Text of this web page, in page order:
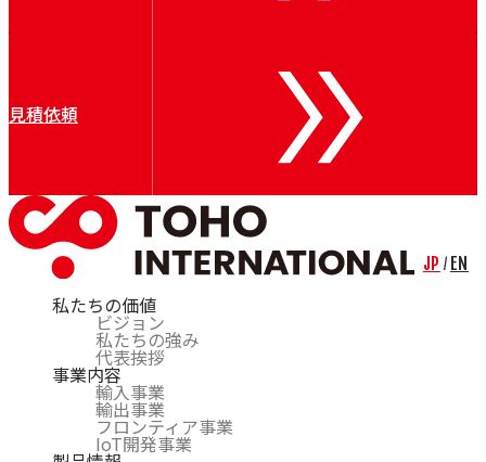
Mobac
CERSA-MCI
Lian
見積依頼
私たちの価値
ビジョン
私たちの強み
代表挨拶
事業内容
輸入事業
輸出事業
フロンティア事業
IoT開発事業
JP / EN